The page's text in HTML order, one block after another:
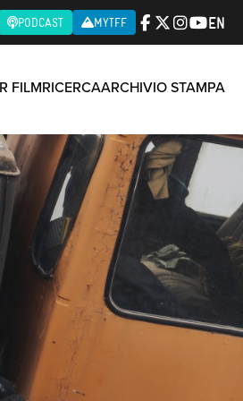
PODCAST MYTFF EN
FILMRICERCAARCHIVIO STAMPA